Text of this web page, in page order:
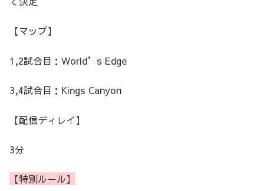
【マップ】
1,2試合目：World’s Edge
3,4試合目：Kings Canyon
【配信ディレイ】
3分
【特別ルール】